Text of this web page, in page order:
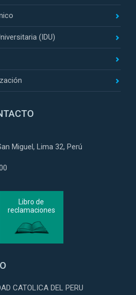
(IDU)
Miguel, Lima 32, Perú
Libro de
reclamaciones
CATOLICA DEL PERU